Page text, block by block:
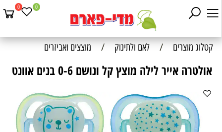
0 0
קטלוג מוצרים / לאם ולתינוק / מוצצים ואביזרים
אולטרה אייר לילה מוצץ קל ונושם 0-6 בנים אוונט